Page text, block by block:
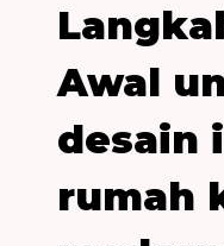
Awal
desain
rumah